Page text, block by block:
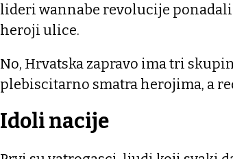
lideri wannabe revolucije
heroji ulice.
No, Hrvatska zapravo ima tri
plebiscitarno smatra herojima, a
Idoli nacije